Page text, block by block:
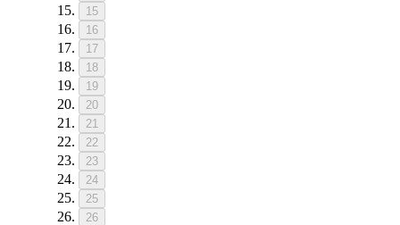
15
16
17
18
19
20
21
22
23
24
25
26